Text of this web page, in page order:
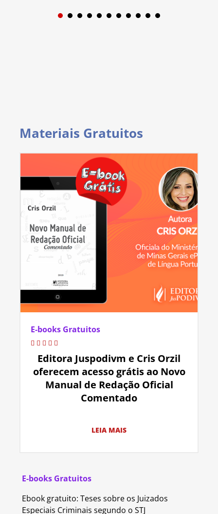
1 2 3
Materiais Gratuitos
E-books Gratuitos
Editora Juspodivm e Cris Orzil
oferecem acesso grátis ao Novo
Manual de Redação Oficial
Comentado
LEIA MAIS
E-books Gratuitos
Ebook gratuito: Teses sobre os Juizados
Especiais Criminais segundo o STJ